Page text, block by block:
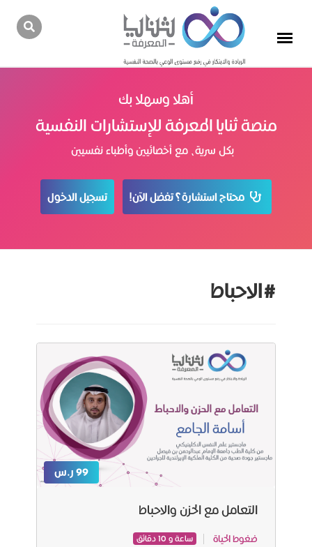
أهلا وسهلا بك
منصة ثنايا المعرفة للإستشارات النفسية
بكل سرية، مع أخصائيين وأطباء نفسيين
محتاج استشارة؟ تفضل الآن! تسجيل الدخول
#الاحباط
99 ر.س
التعامل مع الحزن والاحباط
ضغوط الحياة ساعة و 10 دقائق